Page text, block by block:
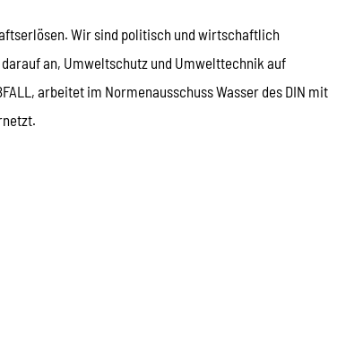
Wir sind politisch und wirtschaftlich
an, Umweltschutz und Umwelttechnik auf
arbeitet im Normenausschuss Wasser des DIN mit